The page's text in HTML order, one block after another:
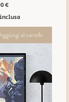
€
al carrello